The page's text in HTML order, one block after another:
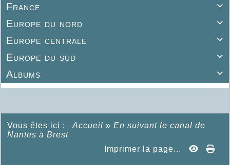

France

Europe du nord

Europe centrale

Europe du sud

Albums
Vous êtes ici : Accueil » En suivant le canal de
Nantes à Brest
Imprimer la page...